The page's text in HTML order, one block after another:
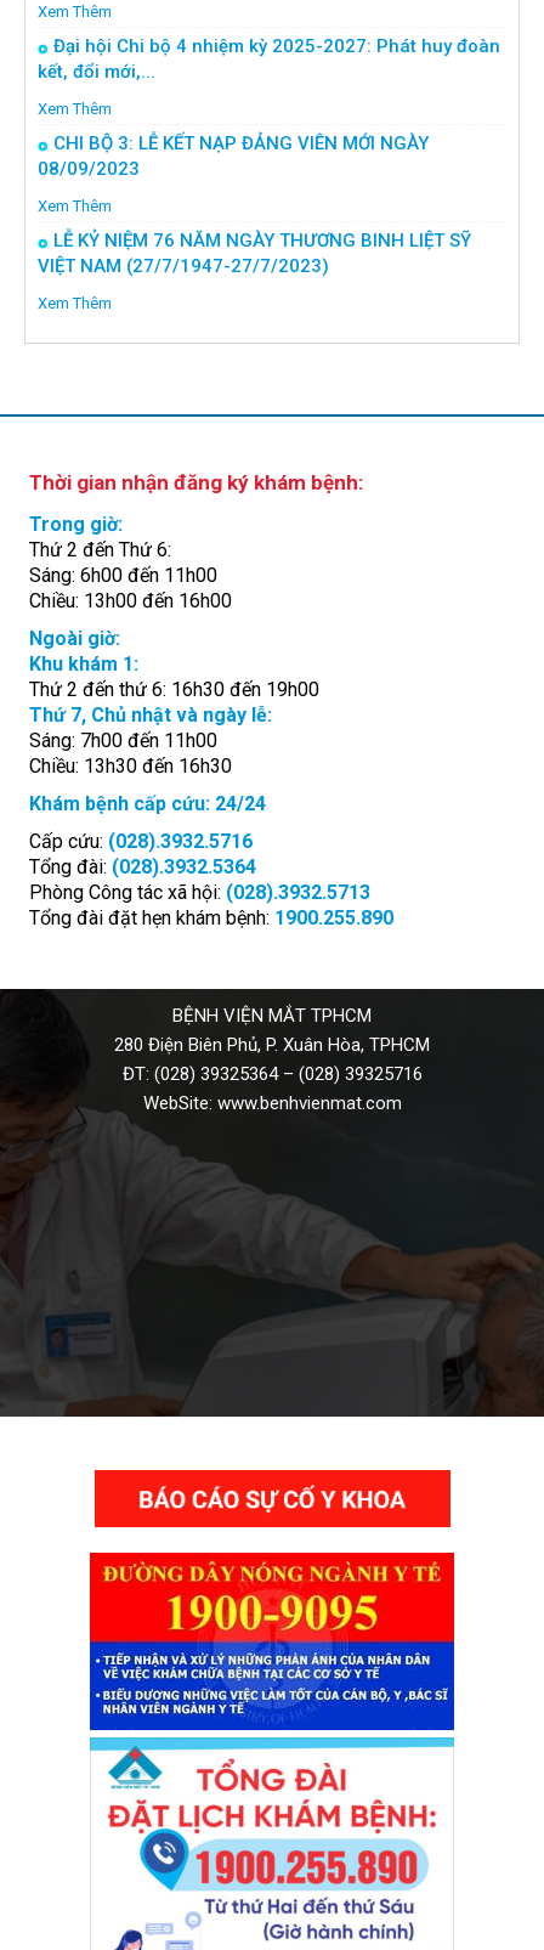
Xem Thêm
Đại hội Chi bộ 4 nhiệm kỳ 2025-2027: Phát huy đoàn
kết, đổi mới,...
Xem Thêm
CHI BỘ 3: LỄ KẾT NẠP ĐẢNG VIÊN MỚI NGÀY
08/09/2023
Xem Thêm
LỄ KỶ NIỆM 76 NĂM NGÀY THƯƠNG BINH LIỆT SỸ
VIỆT NAM (27/7/1947-27/7/2023)
Xem Thêm
Thời gian nhận đăng ký khám bệnh:
Trong giờ:
Thứ 2 đến Thứ 6:
Sáng: 6h00 đến 11h00
Chiều: 13h00 đến 16h00
Ngoài giờ:
Khu khám 1:
Thứ 2 đến thứ 6: 16h30 đến 19h00
Thứ 7, Chủ nhật và ngày lễ:
Sáng: 7h00 đến 11h00
Chiều: 13h30 đến 16h30
Khám bệnh cấp cứu: 24/24
Cấp cứu: (028).3932.5716
Tổng đài: (028).3932.5364
Phòng Công tác xã hội: (028).3932.5713
Tổng đài đặt hẹn khám bệnh: 1900.255.890
BỆNH VIỆN MẮT TPHCM
280 Điện Biên Phủ, P. Xuân Hòa, TPHCM
ĐT: (028) 39325364– (028) 39325716
WebSite: www.benhvienmat.com